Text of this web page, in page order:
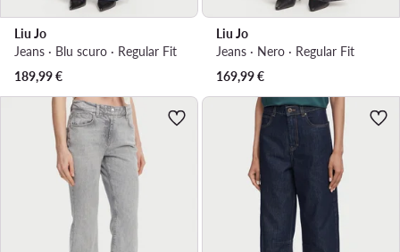
Liu Jo
Jeans · Blu scuro · Regular Fit
189,99€
Liu Jo
Jeans · Nero · Regular Fit
169,99€